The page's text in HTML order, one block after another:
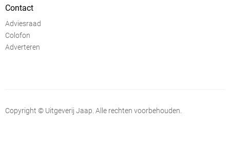
Contact
Adviesraad
Colofon
Adverteren
Copyright © Uitgeverij Jaap. Alle rechten voorbehouden.